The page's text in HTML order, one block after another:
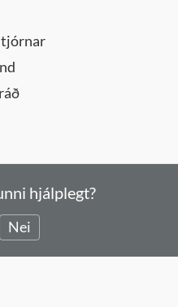
hjálplegt?
Nei